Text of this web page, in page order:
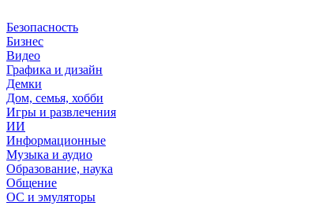
Безопасность
Бизнес
Видео
Графика и дизайн
Демки
Дом, семья, хобби
Игры и развлечения
ИИ
Информационные
Музыка и аудио
Образование, наука
Общение
ОС и эмуляторы